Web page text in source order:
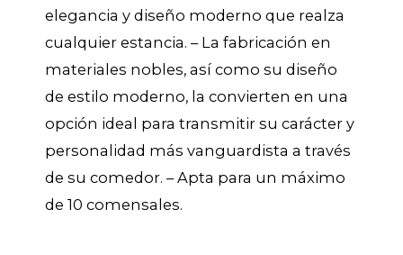
elegancia y diseño moderno que realza
cualquier estancia. – La fabricación en
materiales nobles, así como su diseño
de estilo moderno, la convierten en una
opción ideal para transmitir su carácter y
personalidad más vanguardista a través
de su comedor. – Apta para un máximo
de 10 comensales.